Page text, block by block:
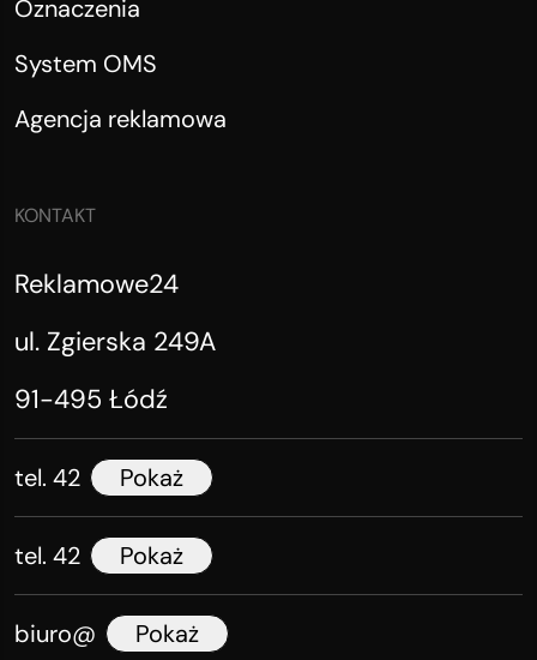
Oznaczenia
System OMS
Agencja reklamowa
KONTAKT
Reklamowe24
ul. Zgierska 249A
91-495 Łódź
tel. 42 Pokaż
tel. 42 Pokaż
biuro@ Pokaż